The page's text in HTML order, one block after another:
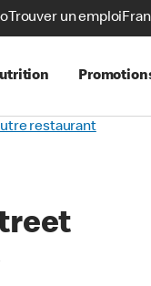
Trouver un emploi
restaurant